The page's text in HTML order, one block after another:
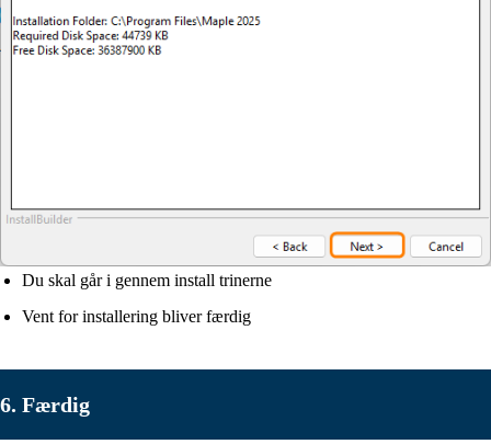
Du skal går i gennem install trinerne
Vent for installering bliver færdig
6. Færdig